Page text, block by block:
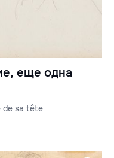
еще одна
de sa tête